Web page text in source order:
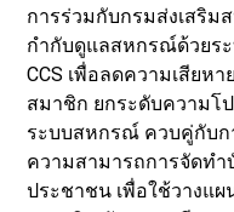
การร่วมกับกรมส่งเสริม
กำกับดูแลสหกรณ์ด้วยระ
CCS เพื่อลดความเสีย
สมาชิก ยกระดับความโ
ระบบสหกรณ์ ควบคู่กับก
ความสามารถการจัดทำ
ประชาชน เพื่อใช้วางแ